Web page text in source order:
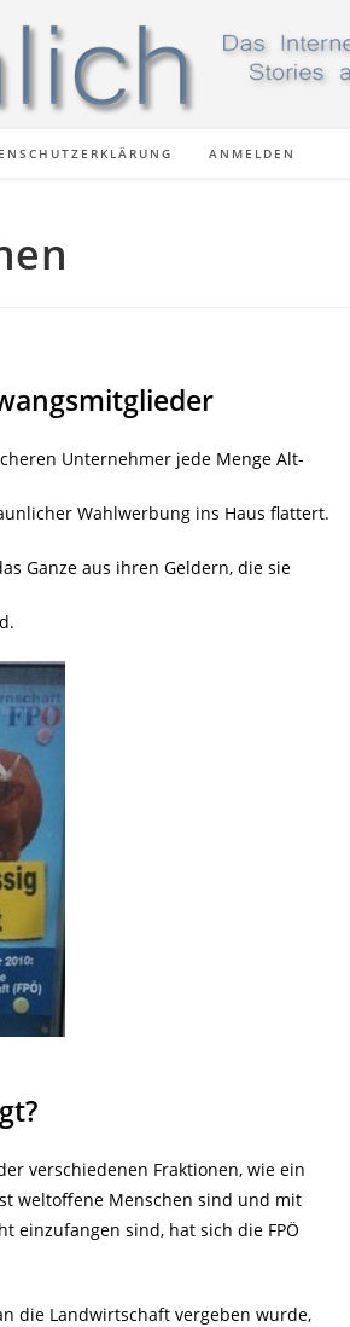
ANMELDEN
Unternehmer jede Menge Alt-
Wahlwerbung ins Haus flattert.
Ganze aus ihren Geldern, die sie
verschiedenen Fraktionen, wie ein
weltoffene Menschen sind und mit
einzufangen sind, hat sich die FPÖ
die Landwirtschaft vergeben wurde,